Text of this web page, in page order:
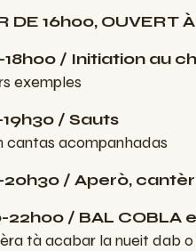
DE 16h00, OUVERT
18h00 / Initiation au
exemples
/ Sauts
cantas acompanhadas
20h30 / Aperò,
22h00 / BAL
tà acabar la nueit dab